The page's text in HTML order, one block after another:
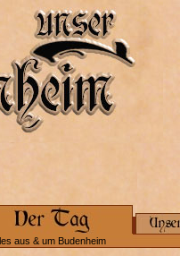
aus & um Budenheim